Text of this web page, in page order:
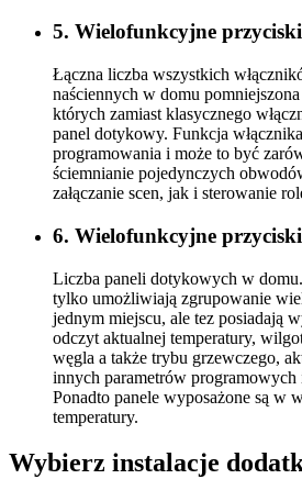
5. Wielofunkcyjne przyciski
Łączna liczba wszystkich
naściennych w domu
których zamiast klasycznego
panel dotykowy. Funkcja
programowania i może to być
ściemnianie pojedynczych
załączanie scen, jak i sterowanie
6. Wielofunkcyjne
Liczba paneli dotykowych w
tylko umożliwiają zgrupowanie
jednym miejscu, ale tez posiadają
odczyt aktualnej temperatury,
węgla a także trybu grzewczego,
innych parametrów programowych
Ponadto panele wyposażone są w
temperatury.
Wybierz instalacje